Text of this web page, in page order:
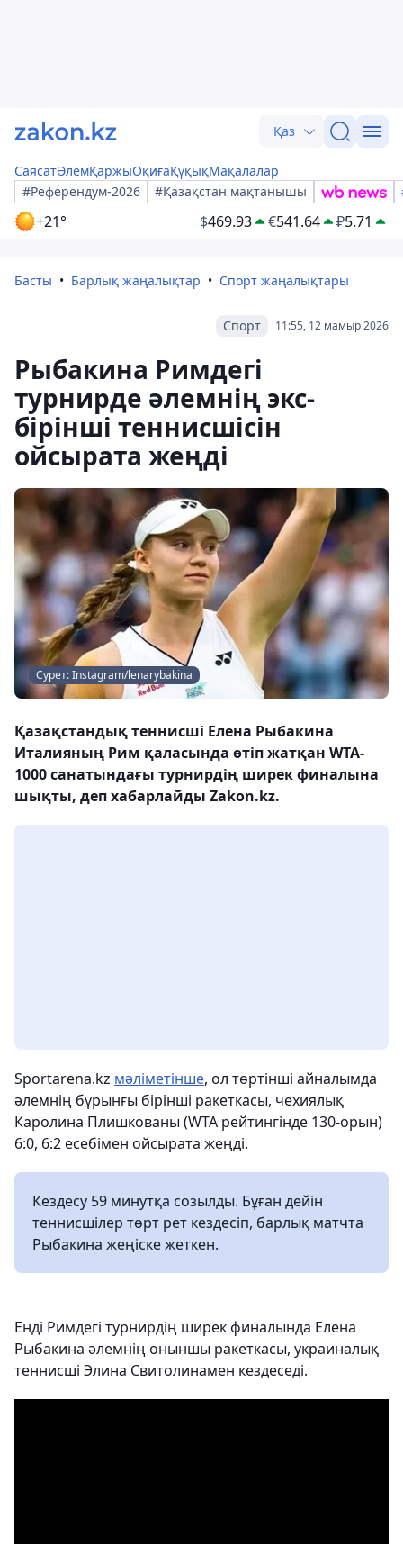
Қаз
СаясатӘлемҚаржыОқиғаҚұқықМақалалар
#Референдум-2026
#Қазақстан мақтанышы
+21° $469.93 €541.64 ₽5.71
Басты Барлық жаңалықтар Спорт жаңалықтары
11:55, 12 мамыр 2026
Спорт
Рыбакина Римдегі
турнирде әлемнің экс-
бірінші теннисшісін
ойсырата жеңді
Сурет: Instagram/lenarybakina
Қазақстандық теннисші Елена Рыбакина
Италияның Рим қаласында өтіп жатқан WTA-
1000 санатындағы турнирдің ширек финалына
шықты, деп хабарлайды Zakon.kz.
Sportarena.kz мәліметінше, ол төртінші айналымда
әлемнің бұрынғы бірінші ракеткасы, чехиялық
Каролина Плишкованы (WTA рейтингінде 130-орын)
6:0, 6:2 есебімен ойсырата жеңді.
Кездесу 59 минутқа созылды. Бұған дейін
теннисшілер төрт рет кездесіп, барлық матчта
Рыбакина жеңіске жеткен.
Енді Римдегі турнирдің ширек финалында Елена
Рыбакина әлемнің оныншы ракеткасы, украиналық
теннисші Элина Свитолинамен кездеседі.